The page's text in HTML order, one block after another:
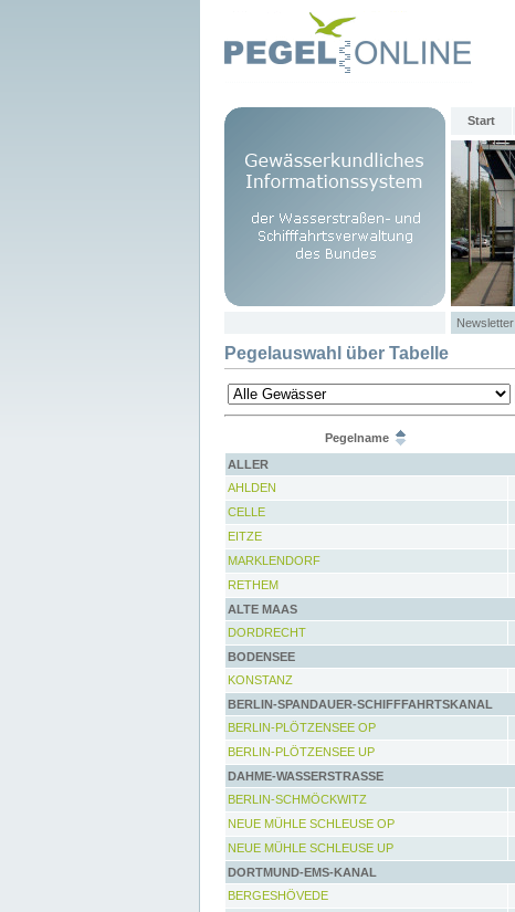
Start
Newsletter
Pegelauswahl über Tabelle
Pegelname
ALLER
AHLDEN
CELLE
EITZE
MARKLENDORF
RETHEM
ALTE MAAS
DORDRECHT
BODENSEE
KONSTANZ
BERLIN-SPANDAUER-SCHIFFFAHRTSKANAL
BERLIN-PLÖTZENSEE OP
BERLIN-PLÖTZENSEE UP
DAHME-WASSERSTRASSE
BERLIN-SCHMÖCKWITZ
NEUE MÜHLE SCHLEUSE OP
NEUE MÜHLE SCHLEUSE UP
DORTMUND-EMS-KANAL
BERGESHÖVEDE